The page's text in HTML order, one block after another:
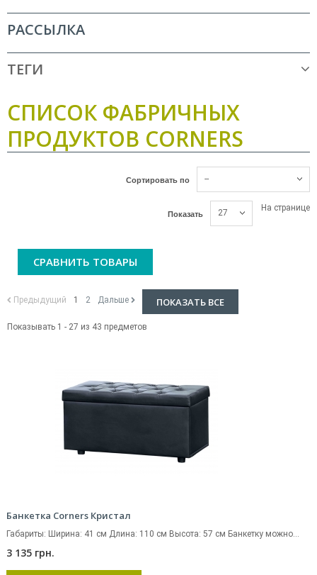
РАССЫЛКА
ТЕГИ
СПИСОК ФАБРИЧНЫХ
ПРОДУКТОВ CORNERS
Сортировать по --
Показать 27 На странице
СРАВНИТЬ ТОВАРЫ
ПОКАЗАТЬ ВСЕ
Предыдущий 1 2 Дальше
Показывать 1 - 27 из 43 предметов
Банкетка Corners Кристал
Габариты: Ширина: 41 см Длина: 110 см Высота: 57 см Банкетку можно...
3 135 грн.